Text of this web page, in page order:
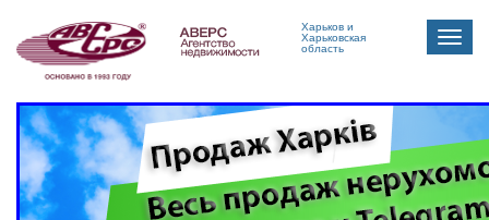
Харьков и
Харьковская
область
Toggle